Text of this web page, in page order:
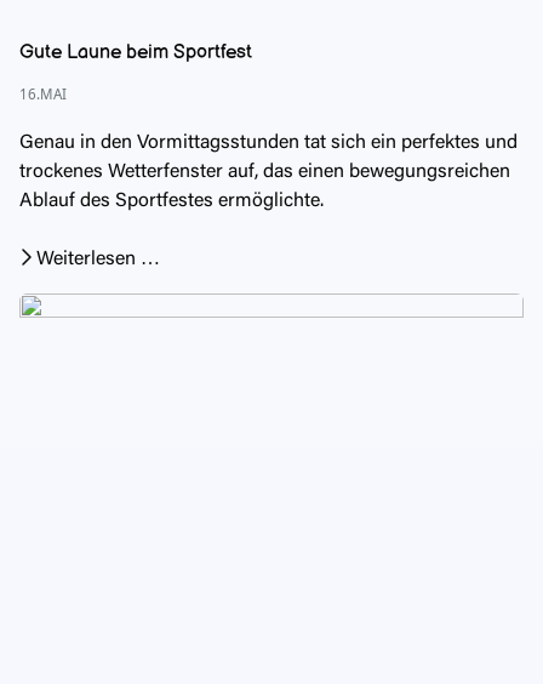
Gute Laune beim Sportfest
16.MAI
Genau in den Vormittagsstunden tat sich ein perfektes und
trockenes Wetterfenster auf, das einen bewegungsreichen
Ablauf des Sportfestes ermöglichte.
Weiterlesen …